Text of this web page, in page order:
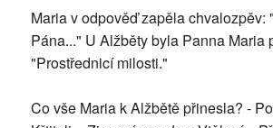
Maria v odpověď zapěla chvalozpěv:
Pána..." U Alžběty byla Panna Maria
"Prostřednicí milosti."
Co vše Maria k Alžbětě přinesla? -